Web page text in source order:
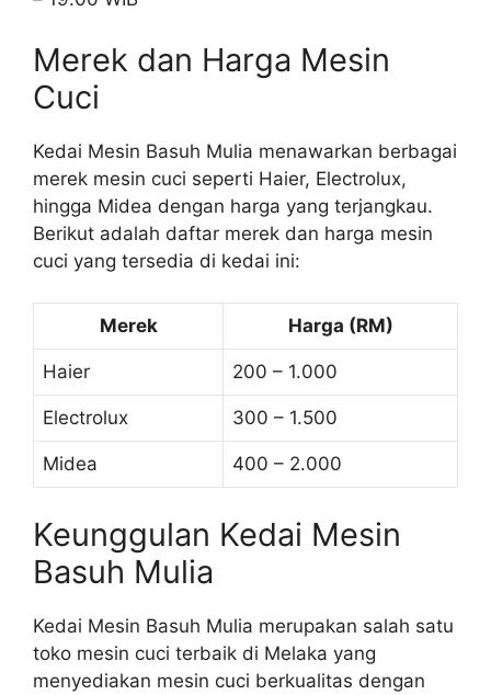
Merek dan Harga Mesin
Cuci
Kedai Mesin Basuh Mulia menawarkan berbagai
merek mesin cuci seperti Haier, Electrolux,
hingga Midea dengan harga yang terjangkau.
Berikut adalah daftar merek dan harga mesin
cuci yang tersedia di kedai ini:
Merek Harga (RM)
Haier 200 – 1.000
Electrolux 300 – 1.500
Midea 400 – 2.000
Keunggulan Kedai Mesin
Basuh Mulia
Kedai Mesin Basuh Mulia merupakan salah satu
toko mesin cuci terbaik di Melaka yang
menyediakan mesin cuci berkualitas dengan